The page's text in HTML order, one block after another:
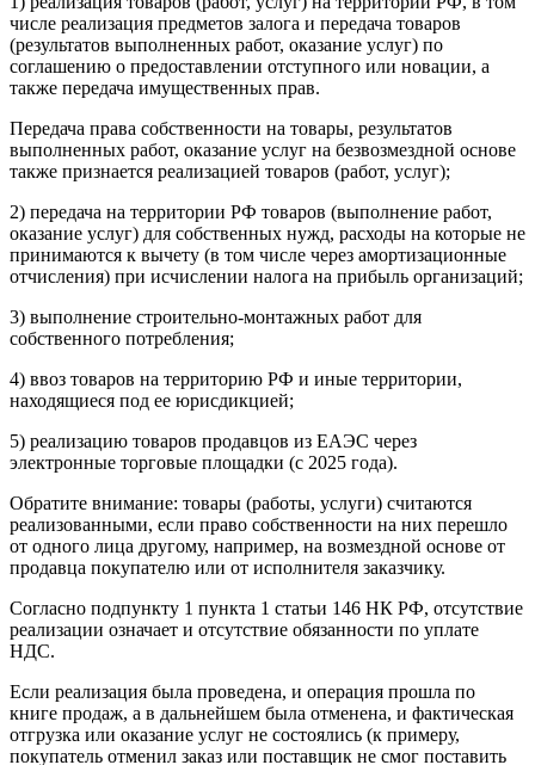
числе реализация предметов залога и передача товаров
(результатов выполненных работ, оказание услуг) по
соглашению о предоставлении отступного или новации, а
также передача имущественных прав.
Передача права собственности на товары, результатов
выполненных работ, оказание услуг на безвозмездной основе
также признается реализацией товаров (работ, услуг);
2) передача на территории РФ товаров (выполнение работ,
оказание услуг) для собственных нужд, расходы на которые не
принимаются к вычету (в том числе через амортизационные
отчисления) при исчислении налога на прибыль организаций;
3) выполнение строительно-монтажных работ для
собственного потребления;
4) ввоз товаров на территорию РФ и иные территории,
находящиеся под ее юрисдикцией;
5) реализацию товаров продавцов из ЕАЭС через
электронные торговые площадки (с 2025 года).
Обратите внимание: товары (работы, услуги) считаются
реализованными, если право собственности на них перешло
от одного лица другому, например, на возмездной основе от
продавца покупателю или от исполнителя заказчику.
Согласно подпункту 1 пункта 1 статьи 146 НК РФ, отсутствие
реализации означает и отсутствие обязанности по уплате
НДС.
Если реализация была проведена, и операция прошла по
книге продаж, а в дальнейшем была отменена, и фактическая
отгрузка или оказание услуг не состоялись (к примеру,
покупатель отменил заказ или поставщик не смог поставить